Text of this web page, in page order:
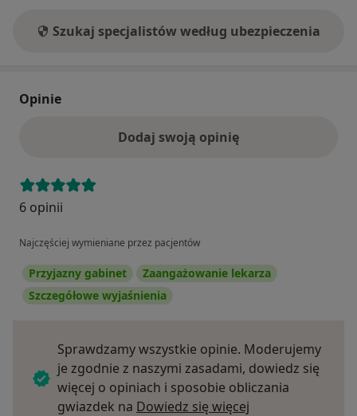
Szukaj specjalistów według ubezpieczenia
Opinie
Dodaj swoją opinię
6 opinii
Najczęściej wymieniane przez pacjentów
Przyjazny gabinet
Zaangażowanie lekarza
Szczegółowe wyjaśnienia
Sprawdzamy wszystkie opinie. Moderujemy
je zgodnie z naszymi zasadami, dowiedz się
więcej o opiniach i sposobie obliczania
gwiazdek na Dowiedz się więcej